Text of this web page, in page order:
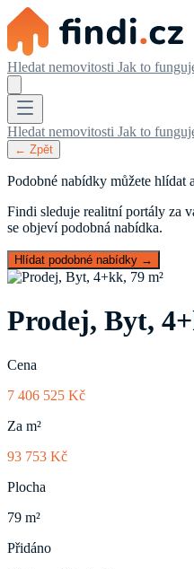
Hledat nemovitosti Jak to
Hledat nemovitosti Jak to
← Zpět
Podobné nabídky můžete hlídat
Findi sleduje realitní portály za
se objeví podobná nabídka.
Hlídat podobné nabídky →
Prodej, Byt,
Cena
7 406 525 Kč
Za m²
93 753 Kč
Plocha
79 m²
Přidáno